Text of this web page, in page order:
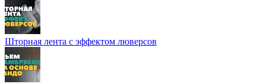
Шторная лента с эффектом люверсов